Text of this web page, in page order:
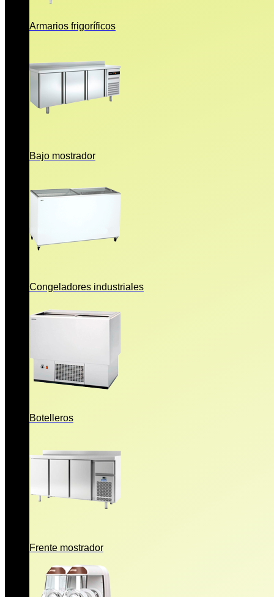
Armarios frigoríficos
Bajo mostrador
Congeladores industriales
Botelleros
Frente mostrador